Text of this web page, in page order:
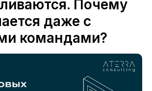
Почему
даже с
командами?